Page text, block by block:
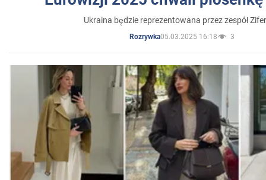
Ukraina będzie reprezentowana przez zespół
Rozrywka05.03.2025 16:18 3